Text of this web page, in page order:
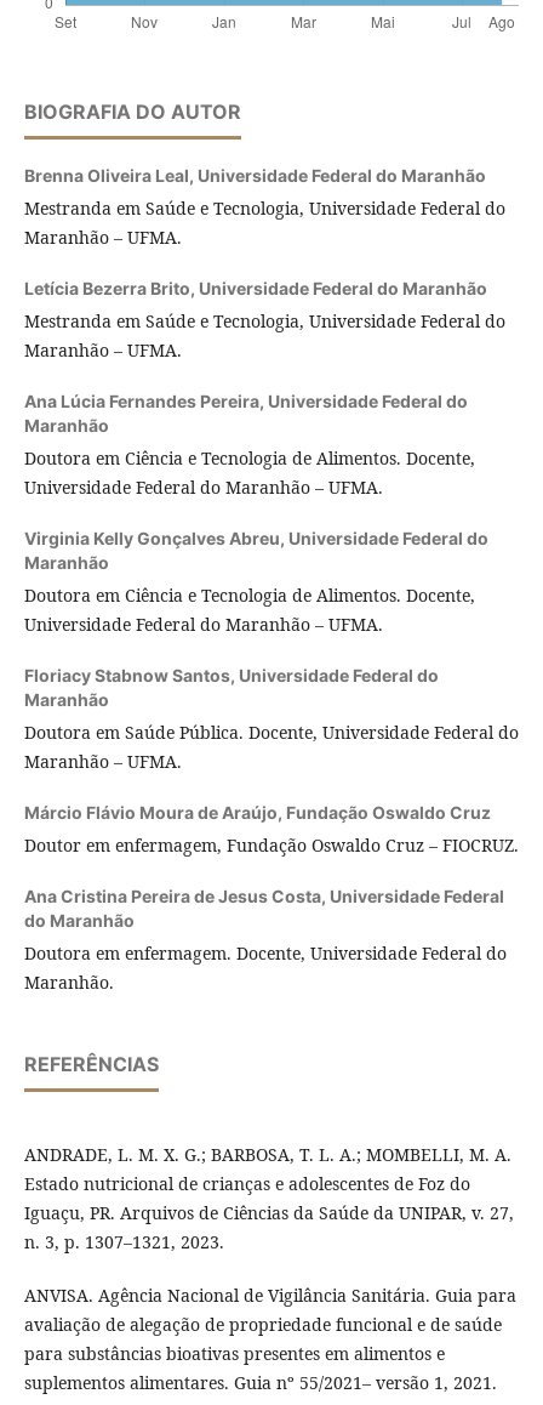
BIOGRAFIA DO AUTOR
Brenna Oliveira Leal, Universidade Federal do Maranhão
Mestranda em Saúde e Tecnologia, Universidade Federal do
Maranhão – UFMA.
Letícia Bezerra Brito, Universidade Federal do Maranhão
Mestranda em Saúde e Tecnologia, Universidade Federal do
Maranhão – UFMA.
Ana Lúcia Fernandes Pereira, Universidade Federal do
Maranhão
Doutora em Ciência e Tecnologia de Alimentos. Docente,
Universidade Federal do Maranhão – UFMA.
Virginia Kelly Gonçalves Abreu, Universidade Federal do
Maranhão
Doutora em Ciência e Tecnologia de Alimentos. Docente,
Universidade Federal do Maranhão – UFMA.
Floriacy Stabnow Santos, Universidade Federal do
Maranhão
Doutora em Saúde Pública. Docente, Universidade Federal do
Maranhão – UFMA.
Márcio Flávio Moura de Araújo, Fundação Oswaldo Cruz
Doutor em enfermagem, Fundação Oswaldo Cruz – FIOCRUZ.
Ana Cristina Pereira de Jesus Costa, Universidade Federal
do Maranhão
Doutora em enfermagem. Docente, Universidade Federal do
Maranhão.
REFERÊNCIAS
ANDRADE, L. M. X. G.; BARBOSA, T. L. A.; MOMBELLI, M. A.
Estado nutricional de crianças e adolescentes de Foz do
Iguaçu, PR. Arquivos de Ciências da Saúde da UNIPAR, v. 27,
n. 3, p. 1307–1321, 2023.
ANVISA. Agência Nacional de Vigilância Sanitária. Guia para
avaliação de alegação de propriedade funcional e de saúde
para substâncias bioativas presentes em alimentos e
suplementos alimentares. Guia nº 55/2021– versão 1, 2021.